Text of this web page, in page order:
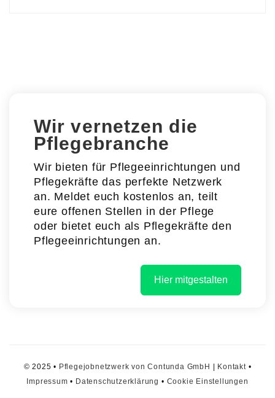
Wir vernetzen die
Pflegebranche
Wir bieten für Pflegeeinrichtungen und
Pflegekräfte das perfekte Netzwerk
an. Meldet euch kostenlos an, teilt
eure offenen Stellen in der Pflege
oder bietet euch als Pflegekräfte den
Pflegeeinrichtungen an.
Hier mitgestalten
© 2025 • Pflegejobnetzwerk von Contunda GmbH Kontakt•
Impressum • Datenschutzerklärung • Cookie Einstellungen